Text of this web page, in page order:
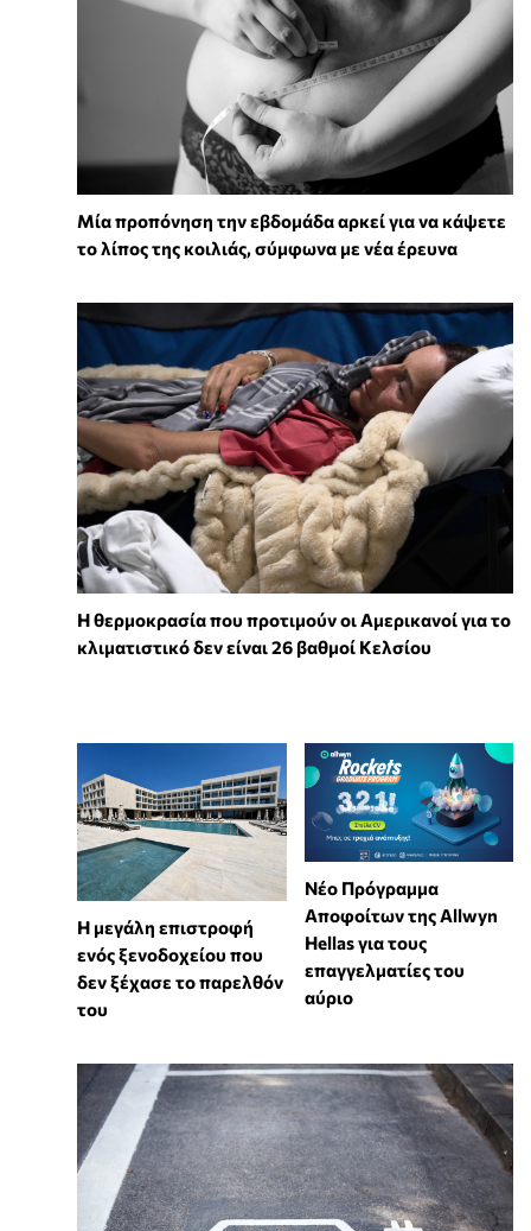
Μία προπόνηση την εβδομάδα αρκεί για να κάψετε
το λίπος της κοιλιάς, σύμφωνα με νέα έρευνα
Η θερμοκρασία που προτιμούν οι Αμερικανοί για το
κλιματιστικό δεν είναι 26 βαθμοί Κελσίου
Η μεγάλη επιστροφή
ενός ξενοδοχείου που
δεν ξέχασε το παρελθόν
του
Νέο Πρόγραμμα
Αποφοίτων της Allwyn
Hellas για τους
επαγγελματίες του
αύριο